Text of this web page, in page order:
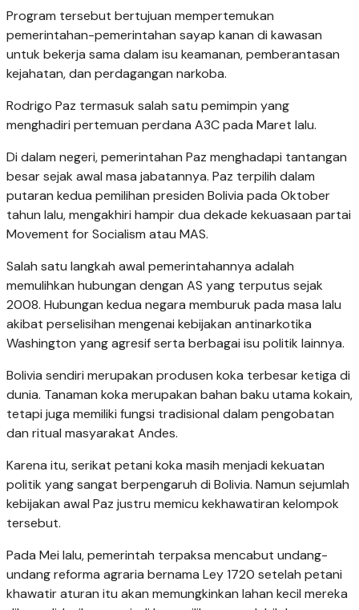
Program tersebut bertujuan mempertemukan
pemerintahan-pemerintahan sayap kanan di kawasan
untuk bekerja sama dalam isu keamanan, pemberantasan
kejahatan, dan perdagangan narkoba.
Rodrigo Paz termasuk salah satu pemimpin yang
menghadiri pertemuan perdana A3C pada Maret lalu.
Di dalam negeri, pemerintahan Paz menghadapi tantangan
besar sejak awal masa jabatannya. Paz terpilih dalam
putaran kedua pemilihan presiden Bolivia pada Oktober
tahun lalu, mengakhiri hampir dua dekade kekuasaan partai
Movement for Socialism atau MAS.
Salah satu langkah awal pemerintahannya adalah
memulihkan hubungan dengan AS yang terputus sejak
2008. Hubungan kedua negara memburuk pada masa lalu
akibat perselisihan mengenai kebijakan antinarkotika
Washington yang agresif serta berbagai isu politik lainnya.
Bolivia sendiri merupakan produsen koka terbesar ketiga di
dunia. Tanaman koka merupakan bahan baku utama kokain,
tetapi juga memiliki fungsi tradisional dalam pengobatan
dan ritual masyarakat Andes.
Karena itu, serikat petani koka masih menjadi kekuatan
politik yang sangat berpengaruh di Bolivia. Namun sejumlah
kebijakan awal Paz justru memicu kekhawatiran kelompok
tersebut.
Pada Mei lalu, pemerintah terpaksa mencabut undang-
undang reforma agraria bernama Ley 1720 setelah petani
khawatir aturan itu akan memungkinkan lahan kecil mereka